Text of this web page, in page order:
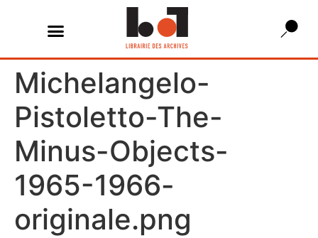
Michelangelo-
Pistoletto-The-
Minus-Objects-
1965-1966-
originale.png